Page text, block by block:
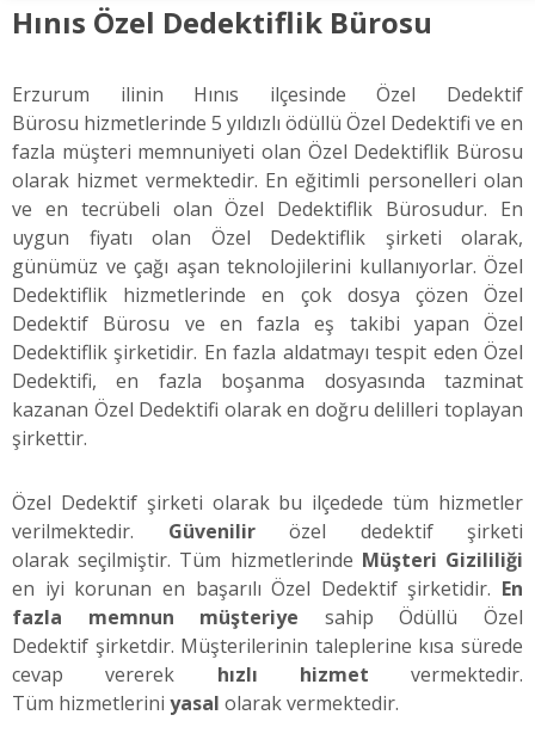
Hınıs Özel Dedektiflik Bürosu
Erzurum ilinin Hınıs ilçesinde Özel Dedektif
Bürosu hizmetlerinde 5 yıldızlı ödüllü Özel Dedektifi ve en
fazla müşteri memnuniyeti olan Özel Dedektiflik Bürosu
olarak hizmet vermektedir. En eğitimli personelleri olan
ve en tecrübeli olan Özel Dedektiflik Bürosudur. En
uygun fiyatı olan Özel Dedektiflik şirketi olarak,
günümüz ve çağı aşan teknolojilerini kullanıyorlar. Özel
Dedektiflik hizmetlerinde en çok dosya çözen Özel
Dedektif Bürosu ve en fazla eş takibi yapan Özel
Dedektiflik şirketidir. En fazla aldatmayı tespit eden Özel
Dedektifi, en fazla boşanma dosyasında tazminat
kazanan Özel Dedektifi olarak en doğru delilleri toplayan
şirkettir.
Özel Dedektif şirketi olarak bu ilçedede tüm hizmetler
verilmektedir. Güvenilirözel dedektif şirketi
olarak seçilmiştir. Tüm hizmetlerinde Müşteri Gizililiği
en iyi korunan en başarılı Özel Dedektif şirketidir. En
fazla memnun müşteriye sahip Ödüllü Özel
Dedektif şirketdir. Müşterilerinin taleplerine kısa sürede
cevap vererek hızlı hizmet vermektedir.
Tüm hizmetlerini yasal olarak vermektedir.